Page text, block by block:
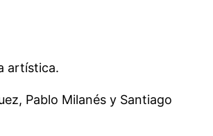
artística.
Pablo Milanés y Santiago